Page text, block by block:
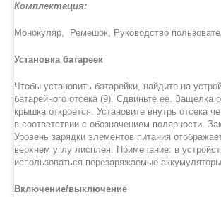
Комплектация:
Монокуляр, Ремешок, Руководство
Установка батареек
Чтобы установить батарейки, найдите на
батарейного отсека (9). Сдвиньте ее. Защелка
крышка откроется. Установите внутрь отсека
в соответствии с обозначением полярности.
Уровень зарядки элементов питания
верхнем углу лисплея. Примечание: в
использоваться перезаряжаемые
Включение/выключение